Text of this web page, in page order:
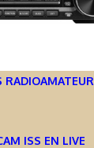
RADIOAMATEUR
ISS EN LIVE